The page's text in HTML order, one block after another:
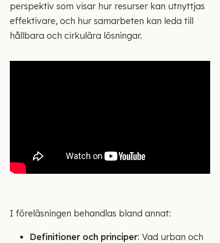
perspektiv som visar hur resurser kan utnyttjas
effektivare, och hur samarbeten kan leda till
hållbara och cirkulära lösningar.
I föreläsningen behandlas bland annat:
Definitioner och principer: Vad urban och